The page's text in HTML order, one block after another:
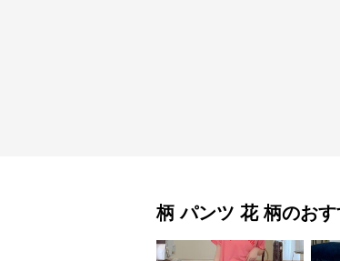
柄 パンツ 花 柄のお